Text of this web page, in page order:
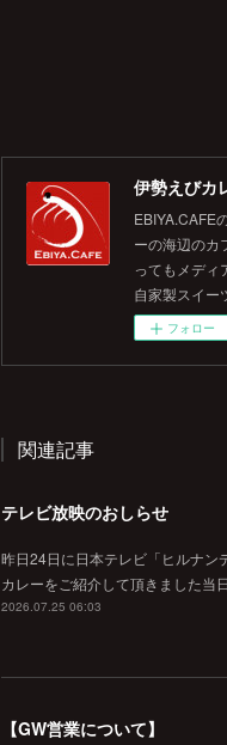
伊勢えび
EBIYA.CAFE
ーの海辺のカ
ってもメデ
自家製スイー
フォロー
関連記事
テレビ放映のおしらせ
昨日24日に日本テレビ「ヒルナン
カレーをご紹介して頂きました
2026.07.25 06:03
【GW営業について】